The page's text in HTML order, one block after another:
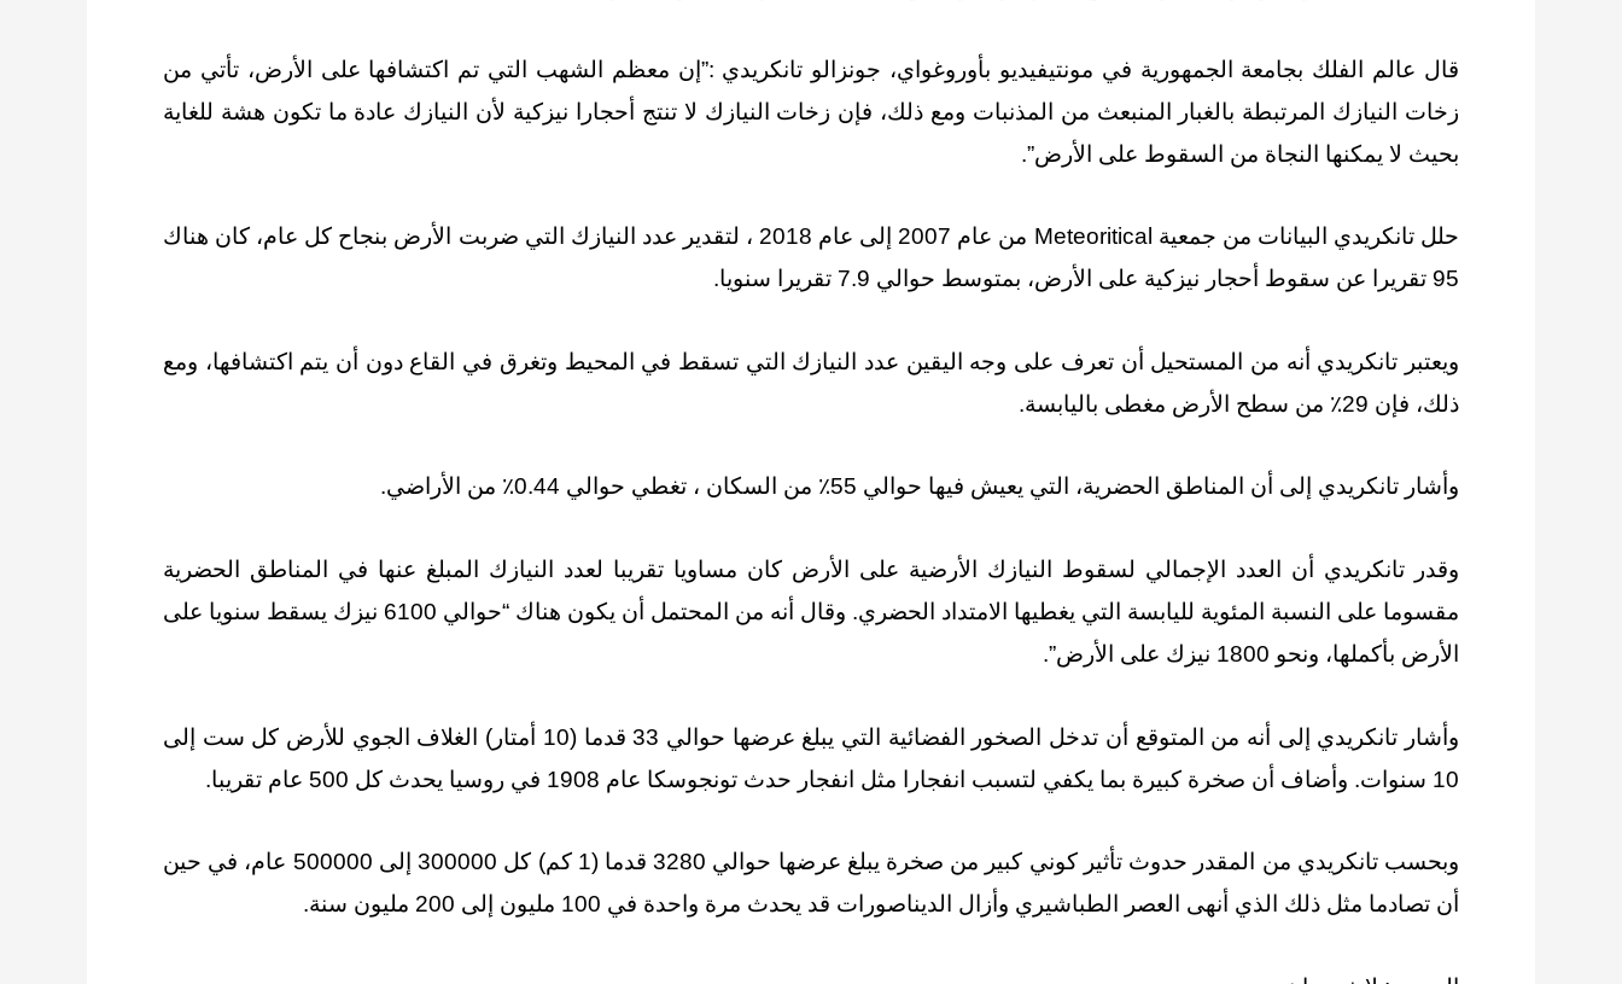
قال عالم الفلك بجامعة الجمهورية في مونتيفيديو بأوروغواي، جونزالو تانكريدي :”إن معظم الشهب التي تم اكتشافها على الأرض، تأتي من
زخات النيازك المرتبطة بالغبار المنبعث من المذنبات ومع ذلك، فإن زخات النيازك لا تنتج أحجارا نيزكية لأن النيازك عادة ما تكون هشة للغاية
بحيث لا يمكنها النجاة من السقوط على الأرض”.
حلل تانكريدي البيانات من جمعية Meteoritical من عام 2007 إلى عام 2018 ، لتقدير عدد النيازك التي ضربت الأرض بنجاح كل عام، كان هناك
95 تقريرا عن سقوط أحجار نيزكية على الأرض، بمتوسط ​​حوالي 7.9 تقريرا سنويا.
ويعتبر تانكريدي أنه من المستحيل أن تعرف على وجه اليقين عدد النيازك التي تسقط في المحيط وتغرق في القاع دون أن يتم اكتشافها، ومع
ذلك، فإن 29٪ من سطح الأرض مغطى باليابسة.
وأشار تانكريدي إلى أن المناطق الحضرية، التي يعيش فيها حوالي 55٪ من السكان ، تغطي حوالي 0.44٪ من الأراضي.
وقدر تانكريدي أن العدد الإجمالي لسقوط النيازك الأرضية على الأرض كان مساويا تقريبا لعدد النيازك المبلغ عنها في المناطق الحضرية
مقسوما على النسبة المئوية لليابسة التي يغطيها الامتداد الحضري. وقال أنه من المحتمل أن يكون هناك “حوالي 6100 نيزك يسقط سنويا على
الأرض بأكملها، ونحو 1800 نيزك على الأرض”.
وأشار تانكريدي إلى أنه من المتوقع أن تدخل الصخور الفضائية التي يبلغ عرضها حوالي 33 قدما (10 أمتار) الغلاف الجوي للأرض كل ست إلى
10 سنوات. وأضاف أن صخرة كبيرة بما يكفي لتسبب انفجارا مثل انفجار حدث تونجوسكا عام 1908 في روسيا يحدث كل 500 عام تقريبا.
وبحسب تانكريدي من المقدر حدوث تأثير كوني كبير من صخرة يبلغ عرضها حوالي 3280 قدما (1 كم) كل 300000 إلى 500000 عام، في حين
أن تصادما مثل ذلك الذي أنهى العصر الطباشيري وأزال الديناصورات قد يحدث مرة واحدة في 100 مليون إلى 200 مليون سنة.